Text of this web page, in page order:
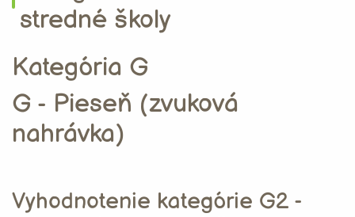
stredné školy
Kategória G
G - Pieseň (zvuková
nahrávka)
Vyhodnotenie kategórie G2 -